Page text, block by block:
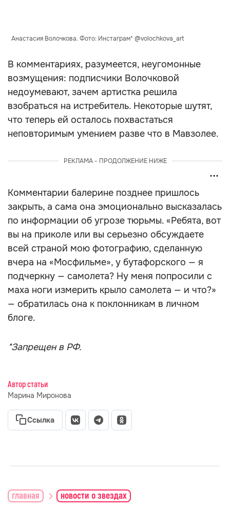
Анастасия Волочкова. Фото: Инстаграм* @volochkova_art
В комментариях, разумеется, неугомонные
возмущения: подписчики Волочковой
недоумевают, зачем артистка решила
взобраться на истребитель. Некоторые шутят,
что теперь ей осталось похвастаться
неповторимым умением разве что в Мавзолее.
РЕКЛАМА - ПРОДОЛЖЕНИЕ НИЖЕ
Комментарии балерине позднее пришлось
закрыть, а сама она эмоционально высказалась
по информации об угрозе тюрьмы. «Ребята, вот
вы на приколе или вы серьезно обсуждаете
всей страной мою фотографию, сделанную
вчера на «Мосфильме», у бутафорского — я
подчеркну — самолета? Ну меня попросили с
маха ноги измерить крыло самолета — и что?»
— обратилась она к поклонникам в личном
блоге.
*Запрещен в РФ.
Автор статьи
Марина Миронова
Ссылка
главная новости о звездах